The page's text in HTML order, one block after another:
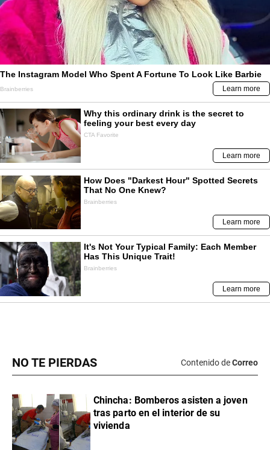
NO TE PIERDAS Contenido deCorreo
Chincha: Bomberos asisten a joven
tras parto en el interior de su
vivienda